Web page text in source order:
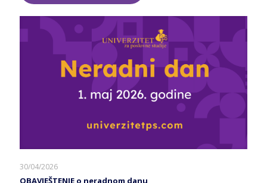
30/04/2026
OBAVJEŠTENJE o neradnom danu